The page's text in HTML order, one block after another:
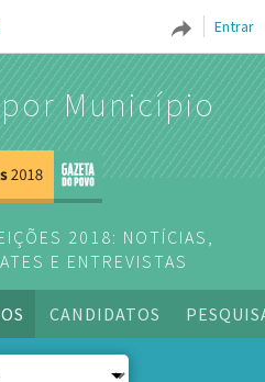
Entrar
Município
2018: NOTÍCIAS,
E ENTREVISTAS
CANDIDATOS